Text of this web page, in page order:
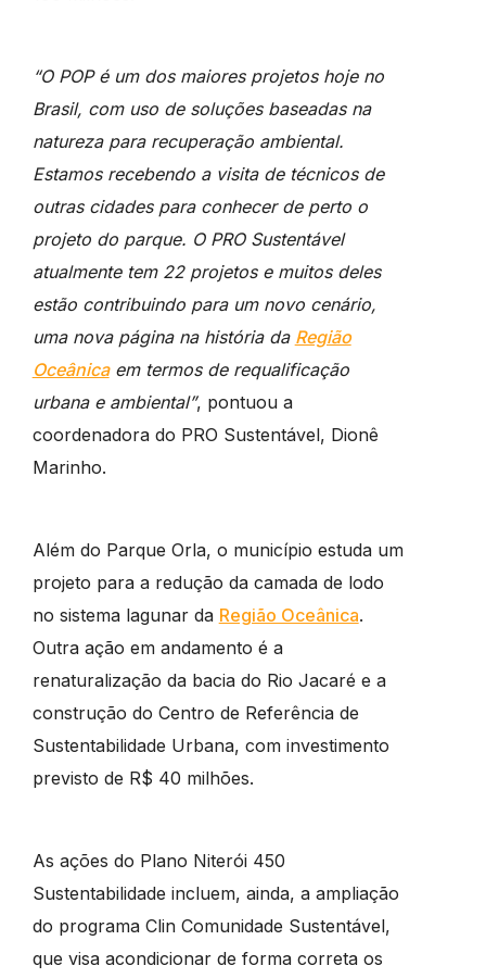
“O POP é um dos maiores projetos hoje no
Brasil, com uso de soluções baseadas na
natureza para recuperação ambiental.
Estamos recebendo a visita de técnicos de
outras cidades para conhecer de perto o
projeto do parque. O PRO Sustentável
atualmente tem 22 projetos e muitos deles
estão contribuindo para um novo cenário,
uma nova página na história da Região
Oceânicaem termos de requalificação
urbana e ambiental”, pontuou a
coordenadora do PRO Sustentável, Dionê
Marinho.
Além do Parque Orla, o município estuda um
projeto para a redução da camada de lodo
no sistema lagunar da Região Oceânica.
Outra ação em andamento é a
renaturalização da bacia do Rio Jacaré e a
construção do Centro de Referência de
Sustentabilidade Urbana, com investimento
previsto de R$ 40 milhões.
As ações do Plano Niterói 450
Sustentabilidade incluem, ainda, a ampliação
do programa Clin Comunidade Sustentável,
que visa acondicionar de forma correta os